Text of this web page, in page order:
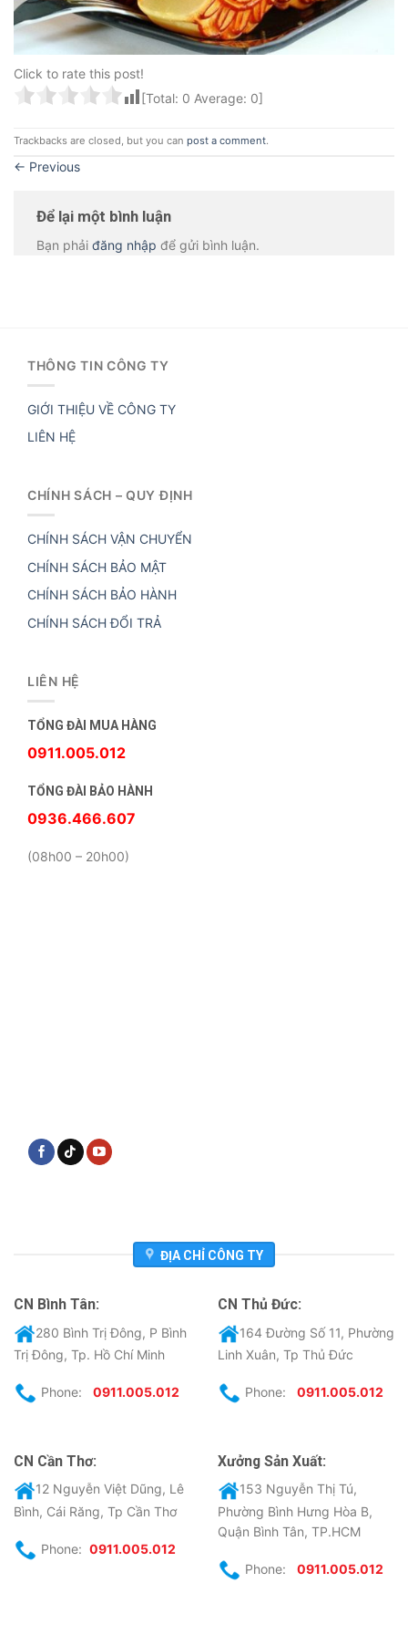
Click to rate this post!
[Total: 0 Average: 0]
Trackbacks are closed, but you can post a comment.
← Previous
Để lại một bình luận
Bạn phải đăng nhập để gửi bình luận.
THÔNG TIN CÔNG TY
GIỚI THIỆU VỀ CÔNG TY
LIÊN HỆ
CHÍNH SÁCH – QUY ĐỊNH
CHÍNH SÁCH VẬN CHUYỂN
CHÍNH SÁCH BẢO MẬT
CHÍNH SÁCH BẢO HÀNH
CHÍNH SÁCH ĐỔI TRẢ
LIÊN HỆ
TỔNG ĐÀI MUA HÀNG
0911.005.012
TỔNG ĐÀI BẢO HÀNH
0936.466.607
(08h00 – 20h00)
ĐỊA CHỈ CÔNG TY
CN Bình Tân:
280 Bình Trị Đông, P Bình
Trị Đông, Tp. Hồ Chí Minh
Phone: 0911.005.012
CN Thủ Đức:
164 Đường Số 11, Phường
Linh Xuân, Tp Thủ Đức
Phone: 0911.005.012
CN Cần Thơ:
12 Nguyễn Việt Dũng, Lê
Bình, Cái Răng, Tp Cần Thơ
Phone: 0911.005.012
Xưởng Sản Xuất:
153 Nguyễn Thị Tú,
Phường Bình Hưng Hòa B,
Quận Bình Tân, TP.HCM
Phone: 0911.005.012